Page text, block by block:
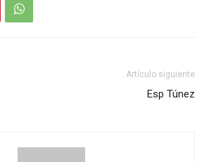
Artículo siguiente
Esp Túnez